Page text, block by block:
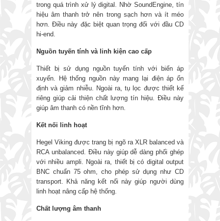
trong quá trình xử lý digital. Nhờ SoundEngine, tín
hiệu âm thanh trở nên trong sạch hơn và ít méo
hơn. Điều này đặc biệt quan trọng đối với đầu CD
hi-end.
Nguồn tuyến tính và linh kiện cao cấp
Thiết bị sử dụng nguồn tuyến tính với biến áp
xuyến. Hệ thống nguồn này mang lại điện áp ổn
định và giảm nhiễu. Ngoài ra, tụ lọc được thiết kế
riêng giúp cải thiện chất lượng tín hiệu. Điều này
giúp âm thanh có nền tĩnh hơn.
Kết nối linh hoạt
Hegel Viking được trang bị ngõ ra XLR balanced và
RCA unbalanced. Điều này giúp dễ dàng phối ghép
với nhiều ampli. Ngoài ra, thiết bị có digital output
BNC chuẩn 75 ohm, cho phép sử dụng như CD
transport. Khả năng kết nối này giúp người dùng
linh hoạt nâng cấp hệ thống.
Chất lượng âm thanh